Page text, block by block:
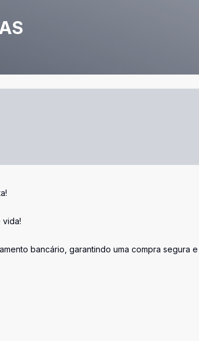
bancário, garantindo uma compra segura e